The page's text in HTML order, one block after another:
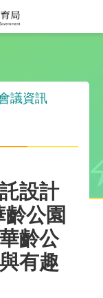
議資訊
設計
公園
齡公
有趣